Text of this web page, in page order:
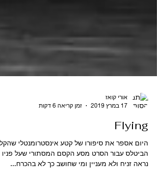
אורי קואז
Flying
היום אספר את סיפורו של קטע אינסטרומנטלי
הביטלס עבור הסרט מסע הקסם המסתורי שעל פניו